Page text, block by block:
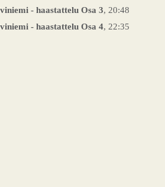
- haastattelu Osa 3, 20:48
- haastattelu Osa 4, 22:35